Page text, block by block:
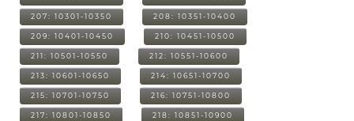
207: 10301-10350 208: 10351-10400
209: 10401-10450 210: 10451-10500
211: 10501-10550 212: 10551-10600
213: 10601-10650 214: 10651-10700
215: 10701-10750 216: 10751-10800
217: 10801-10850 218: 10851-10900